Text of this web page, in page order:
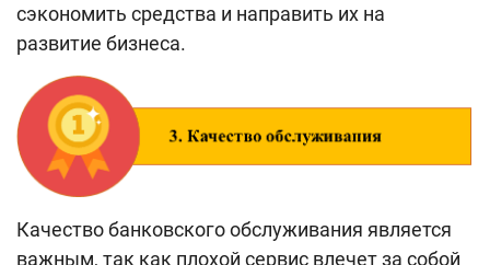
сэкономить средства и направить их на
развитие бизнеса.
Качество банковского обслуживания является
важным, так как плохой сервис влечет за собой